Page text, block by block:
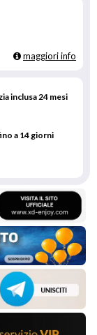
maggiori info
inclusa 24 mesi
a 14 giorni